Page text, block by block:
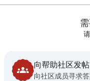
向帮助社区发帖
向社区成员寻求